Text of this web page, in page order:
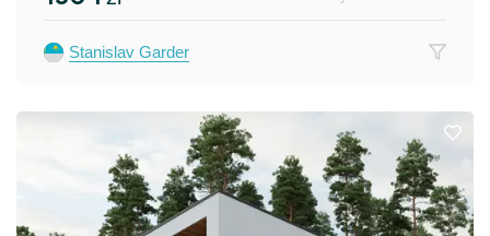
Stanislav Garder